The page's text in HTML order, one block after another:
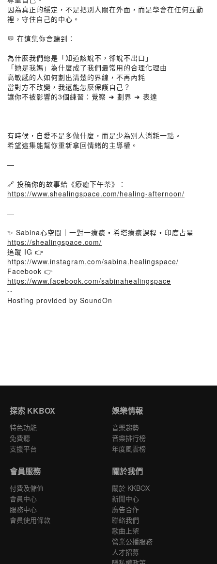
因為真正的穩定，不是把別人關在外面，而是學會在任何互動
裡，守住自己的中心。
💬 在這集你會聽到：
為什麼我們總是「知道該說不，卻說不出口」
「她是我媽」為什麼成了我們最常用的合理化理由
高敏感的人如何劃出清楚的界線，不再內耗
當對方不改變，我還能怎麼保護自己？
讓你不被影響的3個練習：覺察 ➜ 劃界 ➜ 表達
有時候，自愛不是多做什麼，而是少為別人消耗一點。
希望這集能幫你重新拿回情緒的主導權。
—
🔗 投稿你的故事給《療癒下午茶》：
https://www.shealingspace.com/healing-afternoon/
—
✨ Sabina心空間｜一對一療癒 • 希塔療癒課程 • 印度占星
https://shealingspace.com/
追蹤 IG 👉
https://www.instagram.com/sabina.healingspace/
Facebook 👉
https://www.facebook.com/sabinahealingspace
--
Hosting provided by SoundOn
探索 KKBOX
特色功能
免費聽
支援平台
娛樂情報
音樂趨勢
音樂排行榜
年度風雲榜
會員服務
付費及儲值
會員中心
服務中心
會員使用條款
關於我們
關於 KKBOX
新聞中心
廣告合作
聯絡我們
歌曲上架
營業公播服務
人才招募